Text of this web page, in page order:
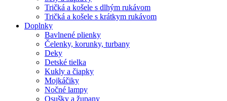
Tričká a košele s dlhým rukávom
Tričká a košele s krátkym rukávom
Doplnky
Bavlnené plienky
Čelenky, korunky, turbany
Deky
Detské tielka
Kukly a čiapky
Mojkáčiky
Nočné lampy
Osušky a župany